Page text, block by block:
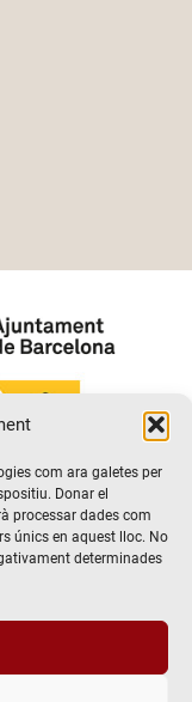
com ara galetes per
Donar el
processar dades com
únics en aquest lloc. No
determinades